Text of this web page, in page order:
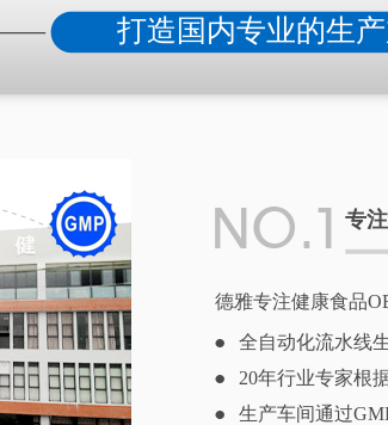
打造国内专业的生
专
德雅专注健康食品
全自动化流水线
20年行业专家根
生产车间通过